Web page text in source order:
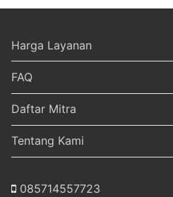
Harga Layanan
FAQ
Daftar Mitra
Tentang Kami
085714557723